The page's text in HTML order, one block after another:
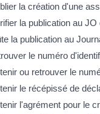
la création d'une
la publication au
la publication au
le numéro
ou retrouver le
le récépissé de
l'agrément pour le